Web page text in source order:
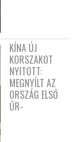
KÍNA ÚJ
KORSZAKOT
NYITOTT:
MEGNYÍLT AZ
ORSZÁG ELSŐ
ŰR-